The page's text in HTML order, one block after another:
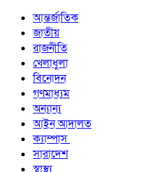
আন্তর্জাতিক
জাতীয়
রাজনীতি
খেলাধুলা
বিনোদন
গণমাধ্যম
অন্যান্য
আইন আদালত
ক্যাম্পাস
সারাদেশ